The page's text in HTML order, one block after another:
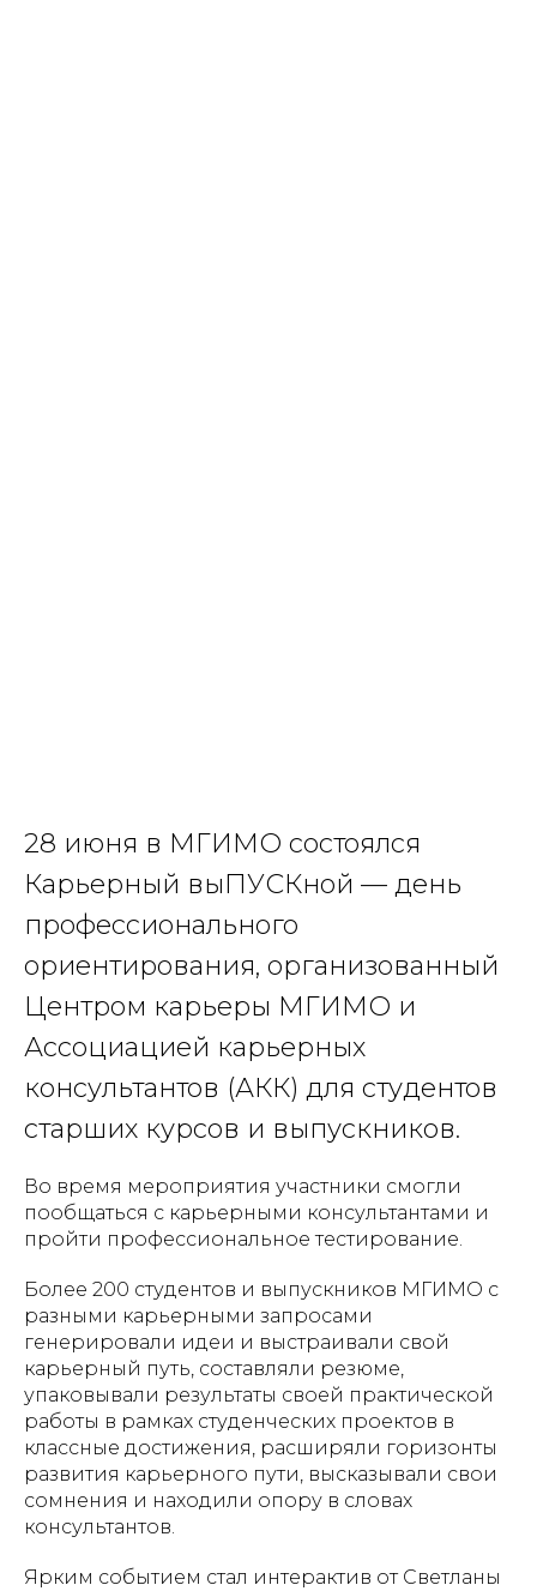
28 июня в МГИМО состоялся
Карьерный выПУСКной — день
профессионального
ориентирования, организованный
Центром карьеры МГИМО и
Ассоциацией карьерных
консультантов (АКК) для студентов
старших курсов и выпускников.
Во время мероприятия участники смогли
пообщаться с карьерными консультантами и
пройти профессиональное тестирование.
Более 200 студентов и выпускников МГИМО с
разными карьерными запросами
генерировали идеи и выстраивали свой
карьерный путь, составляли резюме,
упаковывали результаты своей практической
работы в рамках студенческих проектов в
классные достижения, расширяли горизонты
развития карьерного пути, высказывали свои
сомнения и находили опору в словах
консультантов.
Ярким событием стал интерактив от Светланы